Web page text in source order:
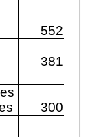
552.000
381.000
300.000